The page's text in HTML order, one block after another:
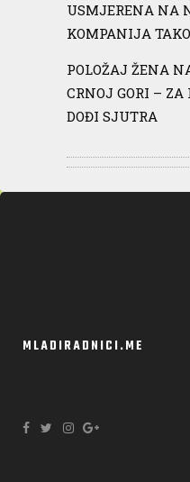
USMJERENA NA
KOMPANIJA
POLOŽAJ ŽENA
CRNOJ GORI – ZA
DOĐI SJUTRA
MLADIRADNICI.ME